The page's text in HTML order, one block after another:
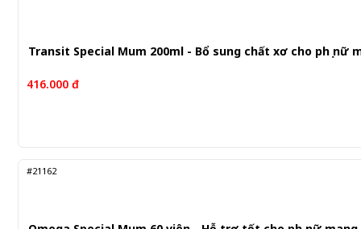
Transit Special Mum 200ml - Bổ sung chất xơ cho phụ nữ
416.000 đ
#21162